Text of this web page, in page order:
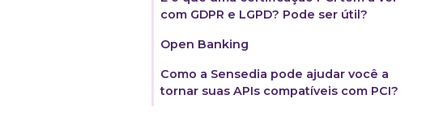
com GDPR e LGPD? Pode ser útil?
Open Banking
Como a Sensedia pode ajudar você a
tornar suas APIs compatíveis com PCI?‍